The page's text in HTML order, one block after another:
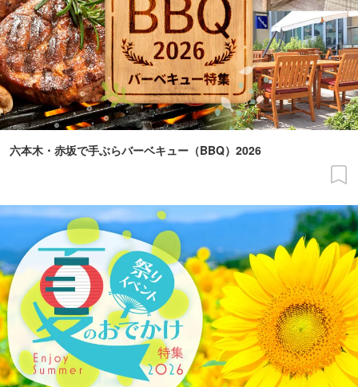
六本木・赤坂で手ぶらバーベキュー（BBQ）2026